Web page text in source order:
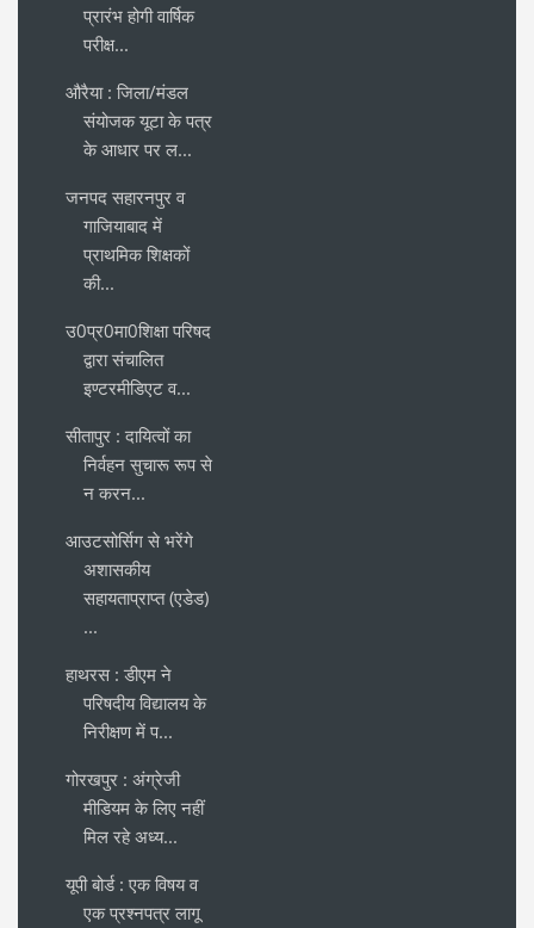
प्रारंभ होगी वार्षिक
परीक्ष...
औरैया : जिला/मंडल
संयोजक यूटा के पत्र
के आधार पर ल...
जनपद सहारनपुर व
गाजियाबाद में
प्राथमिक शिक्षकों
की...
उ0प्र0मा0शिक्षा परिषद
द्वारा संचालित
इण्टरमीडिएट व...
सीतापुर : दायित्वों का
निर्वहन सुचारू रूप से
न करन...
आउटसोर्सिग से भरेंगे
अशासकीय
सहायताप्राप्त (एडेड)
...
हाथरस : डीएम ने
परिषदीय विद्यालय के
निरीक्षण में प...
गोरखपुर : अंग्रेजी
मीडियम के लिए नहीं
मिल रहे अध्य...
यूपी बोर्ड : एक विषय व
एक प्रश्नपत्र लागू